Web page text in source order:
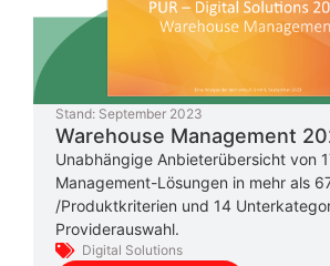
Stand: September 2023
Warehouse Management
Unabhängige Anbieterübersicht von
Management-Lösungen in mehr als
/Produktkriterien und 14
Providerauswahl.
Digital Solutions